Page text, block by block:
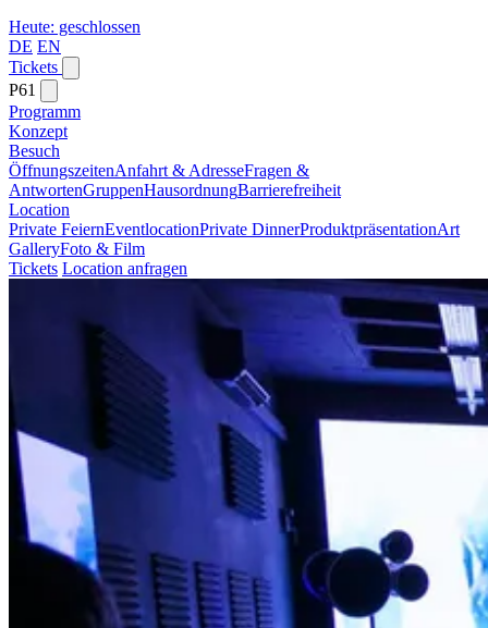
Heute: geschlossen
DE EN
Tickets
P61
Programm
Konzept
Besuch
ÖffnungszeitenAnfahrt & AdresseFragen &
AntwortenGruppenHausordnungBarrierefreiheit
Location
Private FeiernEventlocationPrivate DinnerProduktpräsentationArt
GalleryFoto & Film
Tickets Location anfragen